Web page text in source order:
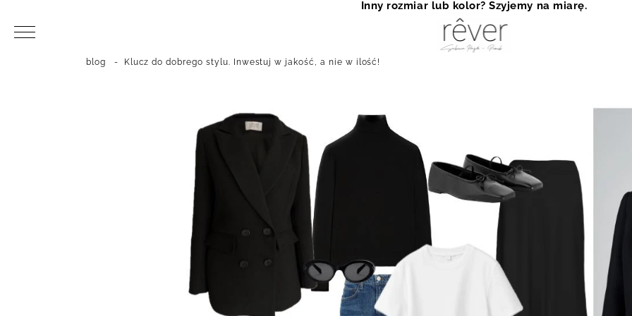
blog - Klucz do dobrego stylu. Inwestuj w jakość, a nie w ilość!
Inny rozmiar lub kolor? Szyjemy na miarę.